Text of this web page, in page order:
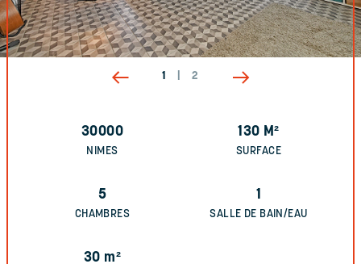
1 2
30000
NIMES
130 M²
SURFACE
5
CHAMBRES
1
SALLE DE BAIN/EAU
30 m²